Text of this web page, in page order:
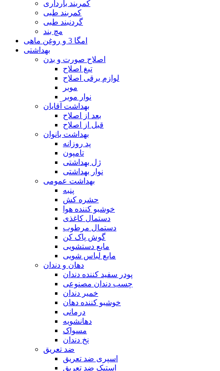
کمربند بارداری
کمربند طبی
گردنبند طبی
مچ بند
امگا 3 و روغن ماهی
بهداشتی
اصلاح صورت و بدن
تیغ اصلاح
لوازم برقی اصلاح
موبر
نوار موبر
بهداشت آقایان
بعد از اصلاح
قبل از اصلاح
بهداشت بانوان
پد روزانه
تامپون
ژل بهداشتی
نوار بهداشتی
بهداشت عمومی
پنبه
حشره کش
خوشبو کننده هوا
دستمال کاغذی
دستمال مرطوب
گوش پاک کن
مایع دستشویی
مایع لباس شویی
دهان و دندان
پودر سفید کننده دندان
چسب دندان مصنوعی
خمیر دندان
خوشبو کننده دهان
درمانی
دهانشویه
مسواک
نخ دندان
ضد تعریق
اسپری ضد تعریق
استیک ضد تعریق